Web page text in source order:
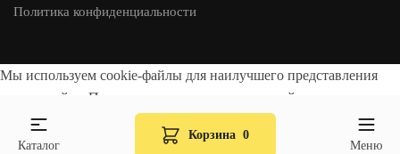
Каталог
0
Меню
Политика конфиденциальности
Мы используем cookie-файлы для наилучшего представления
нашего сайта. Продолжая использовать этот сайт, вы
соглашаетесь с использованием cookie-файлов.
Принять